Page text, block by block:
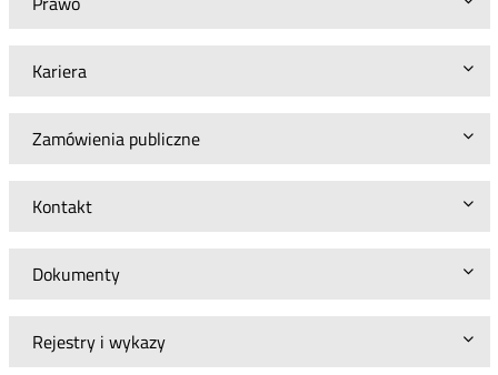
Kariera
Zamówienia publiczne
Kontakt
Dokumenty
Rejestry i wykazy